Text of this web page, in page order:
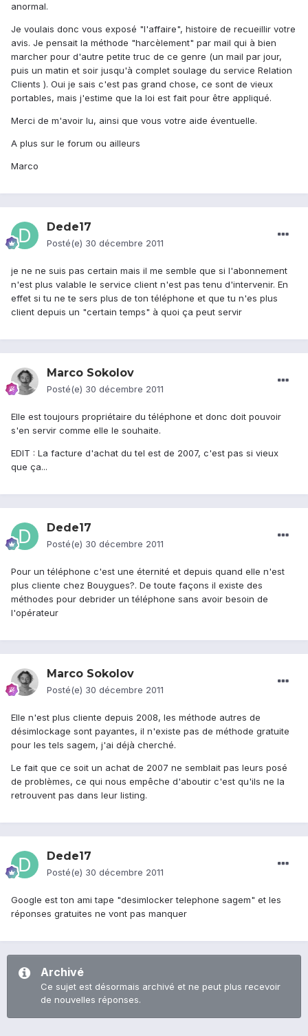
anormal.
Je voulais donc vous exposé "l'affaire", histoire de recueillir votre
avis. Je pensait la méthode "harcèlement" par mail qui à bien
marcher pour d'autre petite truc de ce genre (un mail par jour,
puis un matin et soir jusqu'à complet soulage du service Relation
Clients ). Oui je sais c'est pas grand chose, ce sont de vieux
portables, mais j'estime que la loi est fait pour être appliqué.
Merci de m'avoir lu, ainsi que vous votre aide éventuelle.
A plus sur le forum ou ailleurs
Marco
Dede17
Posté(e) 30 décembre 2011
je ne ne suis pas certain mais il me semble que si l'abonnement
n'est plus valable le service client n'est pas tenu d'intervenir. En
effet si tu ne te sers plus de ton téléphone et que tu n'es plus
client depuis un "certain temps" à quoi ça peut servir
Marco Sokolov
Posté(e) 30 décembre 2011
Elle est toujours propriétaire du téléphone et donc doit pouvoir
s'en servir comme elle le souhaite.
EDIT : La facture d'achat du tel est de 2007, c'est pas si vieux
que ça...
Dede17
Posté(e) 30 décembre 2011
Pour un téléphone c'est une éternité et depuis quand elle n'est
plus cliente chez Bouygues?. De toute façons il existe des
méthodes pour debrider un téléphone sans avoir besoin de
l'opérateur
Marco Sokolov
Posté(e) 30 décembre 2011
Elle n'est plus cliente depuis 2008, les méthode autres de
désimlockage sont payantes, il n'existe pas de méthode gratuite
pour les tels sagem, j'ai déjà cherché.
Le fait que ce soit un achat de 2007 ne semblait pas leurs posé
de problèmes, ce qui nous empêche d'aboutir c'est qu'ils ne la
retrouvent pas dans leur listing.
Dede17
Posté(e) 30 décembre 2011
Google est ton ami tape "desimlocker telephone sagem" et les
réponses gratuites ne vont pas manquer
Archivé
Ce sujet est désormais archivé et ne peut plus recevoir
de nouvelles réponses.